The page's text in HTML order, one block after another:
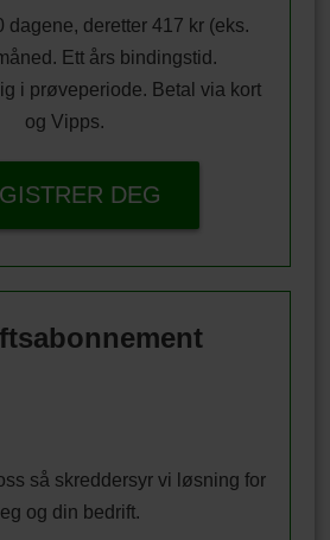
dagene, deretter 417 kr (eks.
Ett års bindingstid.
i prøveperiode. Betal via kort
og Vipps.
DEG
så skreddersyr vi løsning for
og din bedrift.